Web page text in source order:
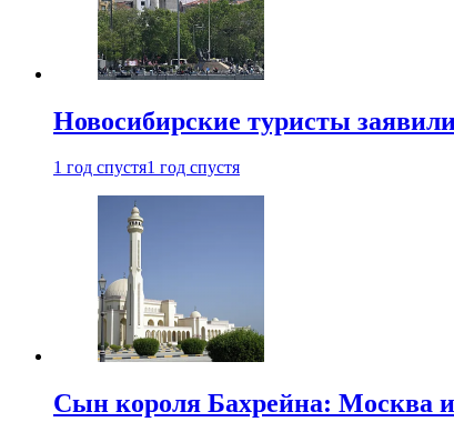
Новосибирские туристы
1 год спустя1 год спустя
Сын короля Бахрейна: Москва